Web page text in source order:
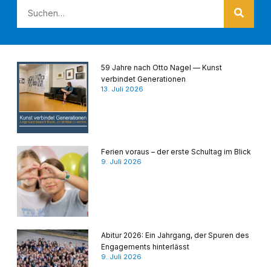
59 Jahre nach Otto Nagel — Kunst
verbindet Generationen
13. Juli 2026
Ferien voraus – der erste Schultag im Blick
9. Juli 2026
Abitur 2026: Ein Jahrgang, der Spuren des
Engagements hinterlässt
9. Juli 2026